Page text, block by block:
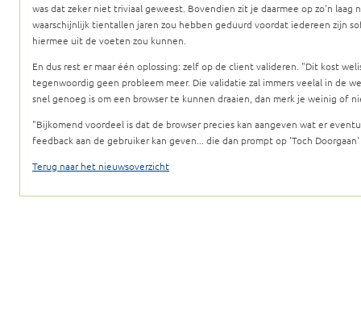
was dat zeker niet triviaal geweest. Bovendien zit je daarmee op zo'n laag
waarschijnlijk tientallen jaren zou hebben geduurd voordat iedereen zijn
hiermee uit de voeten zou kunnen.
En dus rest er maar één oplossing: zelf op de client valideren.
Dit kost
tegenwoordig geen probleem meer. Die validatie zal immers veelal in de
snel genoeg is om een browser te kunnen draaien, dan merk je weinig of
Bijkomend voordeel is dat de browser precies kan aangeven wat er
feedback aan de gebruiker kan geven... die dan prompt op 'Toch
Terug naar het nieuwsoverzicht